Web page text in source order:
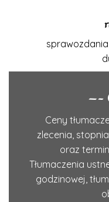
—–
Ceny
zlecenia,
oraz
Tłumaczenia
godzinowej,